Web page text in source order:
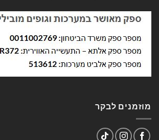
מוזמנים לבקר